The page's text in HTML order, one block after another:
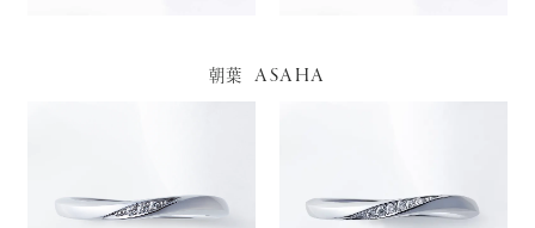
朝葉 ASAHA